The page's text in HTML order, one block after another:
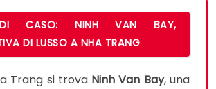
DI CASO: NINH VAN BAY,
DI LUSSO A NHA TRANG
Trang si trova Ninh Van Bay, una